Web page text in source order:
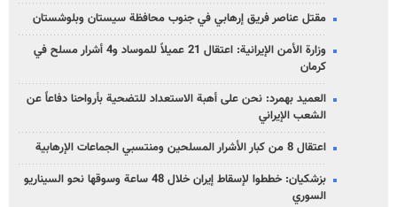
مقتل عناصر فريق إرهابي في جنوب محافظة سيستان وبلوشستان
وزارة الأمن الإيرانية: اعتقال 21 عميلاً للموساد و4 أشرار مسلح في
كرمان
العميد بهمرد: نحن على أهبة الاستعداد للتضحية بأرواحنا دفاعاً عن
الشعب الإيراني
اعتقال 8 من كبار الأشرار المسلحين ومنتسبي الجماعات الإرهابية
بزشكيان: خططوا لإسقاط إيران خلال 48 ساعة وسوقها نحو السيناريو
السوري